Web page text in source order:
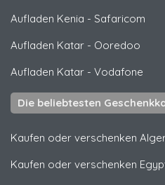
Aufladen Kenia - Safaricom
Aufladen Katar - Ooredoo
Aufladen Katar - Vodafone
Die beliebtesten
Kaufen oder verschenken
Kaufen oder verschenken